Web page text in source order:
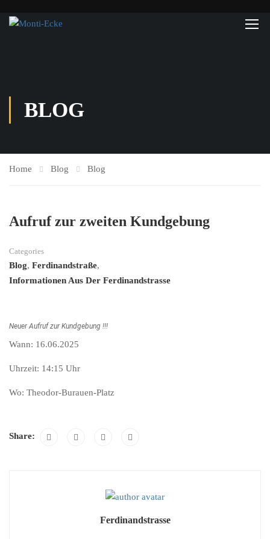
BLOG
Home Blog Blog
Aufruf zur zweiten Kundgebung
Categories
Blog, Ferdinandstraße,
Informationen Aus Der Ferdinandstrasse
Neuer Aufruf zur Kundgebung !!!
Wann: 16.06.2025
Uhrzeit: 14:15 Uhr
Wo: Theodor-Burauen-Platz
Share:
Ferdinandstrasse